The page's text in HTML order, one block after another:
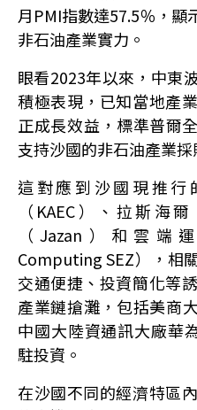
月PMI指數達57.5％，顯
非石油產業實力。
眼看2023年以來，中東
積極表現，已知當地產
正成長效益，標準普爾
支持沙國的非石油產業採
這對應到沙國現推行
（KAEC）、拉斯海
（Jazan）和雲端
Computing SEZ），相
交通便捷、投資簡化等
產業鏈搶灘，包括美商
中國大陸資通訊大廠華
駐投資。
在沙國不同的經濟特區